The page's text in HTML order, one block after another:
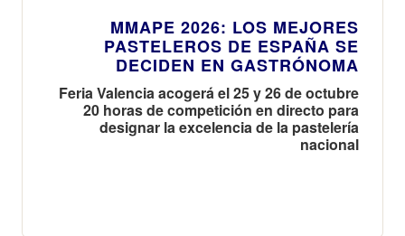
MMAPE 2026: LOS MEJORES
PASTELEROS DE ESPAÑA SE
DECIDEN EN GASTRÓNOMA
Feria Valencia acogerá el 25 y 26 de octubre
20 horas de competición en directo para
designar la excelencia de la pastelería
nacional